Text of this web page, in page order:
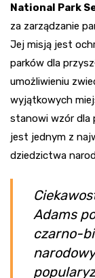
National Park
za zarządzanie
Jej misją jest
parków dla
umożliwieniu
wyjątkowych
stanowi wzór dla
jest jednym z
dziedzictwa
Adams
czarno-